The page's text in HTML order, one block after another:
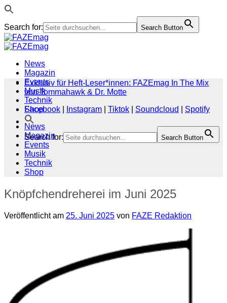
Search for: Search Button
Zum
Inhalt
News
Magazin
Events
Musik
Technik
Shop
Search for: Search Button
Exklusiv für Heft-Leser*innen: FAZEmag In The Mix
von Tommahawk & Dr. Motte
Facebook
Instagram Tiktok Soundcloud
Spotify
News
Magazin
Events
Musik
Technik
Shop
Knöpfchendreherei im Juni 2025
Veröffentlicht am 25. Juni 2025 von FAZE Redaktion